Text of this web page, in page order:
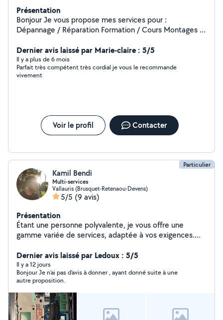
Présentation
Bonjour Je vous propose mes services pour :
Dépannage / Réparation Formation / Cours Montages /
plaisir d être là pour vous aidez .
Dernier avis laissé par Marie-claire : 5/5
Il y a plus de 6 mois
Parfait très compétent très cordial je vous le recommande
vivement
Voir le profil Contacter
Particulier
Kamil Bendi
Multi-services
Vallauris (Brusquet-Retenaou-Devens)
5/5 (9 avis)
Présentation
Étant une personne polyvalente, je vous offre une
gamme variée de services, adaptée à vos exigences.
assistance, du soutien scolaire, une livraison, une
réparation, du jardinage ou de l'entretien piscine, je
saurai faire preuve de rigueur et de sérieux pour vous
aider et vous simplifier le quotidien. N'hésitez pas à me
contacter, je serai ravi de pouvoir vous apporter mon
aide. À bientôt. Kamil.
Dernier avis laissé par Ledoux : 5/5
Il y a 12 jours
Bonjour Je n'ai pas d'avis à donner , ayant donné suite à une
autre proposition.